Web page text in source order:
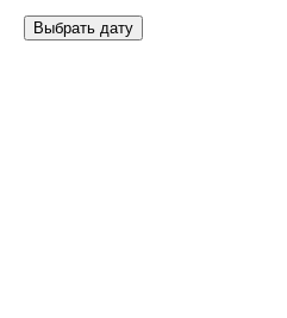
Выбрать дату